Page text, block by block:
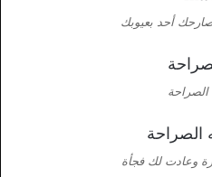
أحد بعيوبك
الصراحة
وعادت لك فجأة